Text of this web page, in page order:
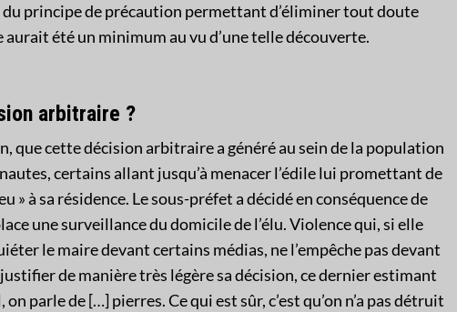
principe de précaution permettant d’éliminer tout doute
aurait été un minimum au vu d’une telle découverte.
arbitraire ?
que cette décision arbitraire a généré au sein de la population
certains allant jusqu’à menacer l’édile lui promettant de
» à sa résidence. Le sous-préfet a décidé en conséquence de
une surveillance du domicile de l’élu. Violence qui, si elle
le maire devant certains médias, ne l’empêche pas devant
justifier de manière très légère sa décision, ce dernier estimant
on parle de […] pierres. Ce qui est sûr, c’est qu’on n’a pas détruit